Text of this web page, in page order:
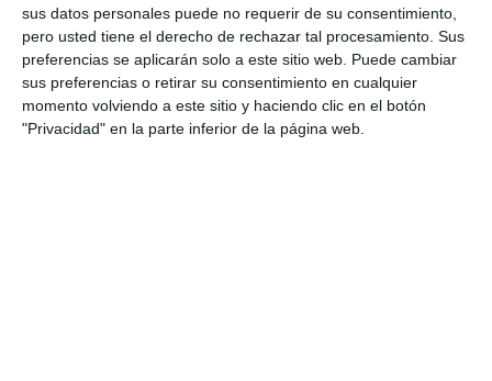
sus datos personales puede no requerir de su consentimiento,
pero usted tiene el derecho de rechazar tal procesamiento. Sus
preferencias se aplicarán solo a este sitio web. Puede cambiar
sus preferencias o retirar su consentimiento en cualquier
momento volviendo a este sitio y haciendo clic en el botón
"Privacidad" en la parte inferior de la página web.
Escribe tu correo electrónico…
Suscribirse
Únete a otros 552 suscriptores